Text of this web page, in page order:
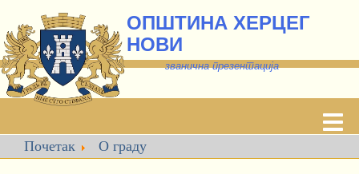
ОПШТИНА ХЕРЦЕГ
НОВИ
званична презентација
Почетак О граду